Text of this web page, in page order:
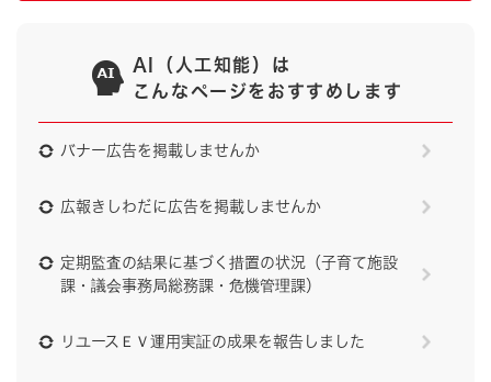
AI（人工知能）は
こんなページをおすすめします
バナー広告を掲載しませんか
広報きしわだに広告を掲載しませんか
定期監査の結果に基づく措置の状況（子育て施設
課・議会事務局総務課・危機管理課）
リユースＥＶ運用実証の成果を報告しました